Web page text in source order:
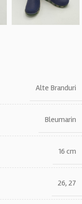
Alte Branduri
Bleumarin
16 cm
26, 27